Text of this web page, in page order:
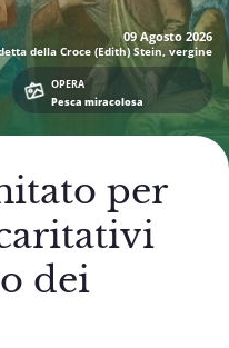
09 Agosto 2026
della Croce (Edith) Stein, vergine
OPERA
Pesca miracolosa
per
dei